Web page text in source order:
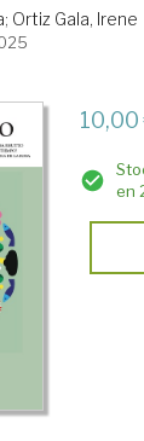
; Ortiz Gala, Irene
10,00
en